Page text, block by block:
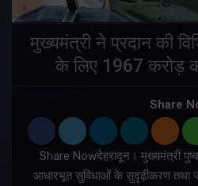
मुख्यमंत्री ने प्रदान की
के लिए 1967 करोड़
Share
Share Nowदेहरादून। मुख्यमंत्री
आधारभूत सुविधाओं के सुदृढ़ीकरण तथा